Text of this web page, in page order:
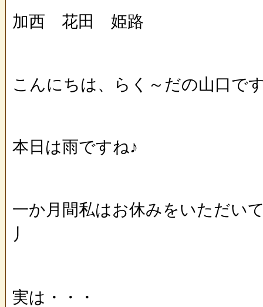
加西 花田 姫路
こんにちは、らく～だの山口で
本日は雨ですね♪
一か月間私はお休みをいただい
丿
実は・・・